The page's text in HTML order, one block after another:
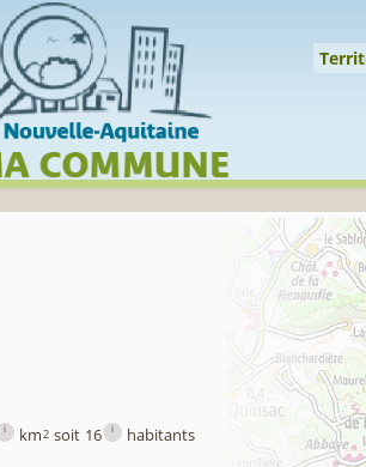
Gérer préserver
i km2soit 16 i habitants
panel